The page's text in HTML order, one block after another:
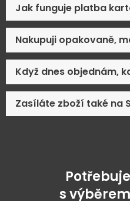
Jak funguje platba
Nakupuji opakovaně,
Když dnes objednám,
Zasíláte zboží také na
s